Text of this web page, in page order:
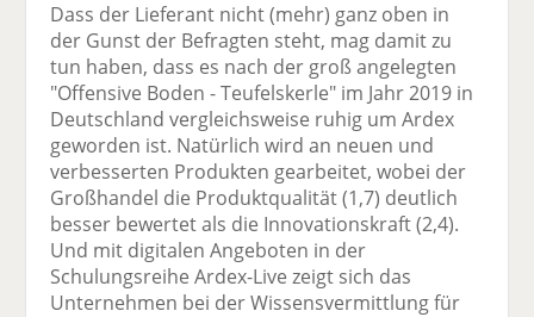
Dass der Lieferant nicht (mehr) ganz oben in
der Gunst der Befragten steht, mag damit zu
tun haben, dass es nach der groß angelegten
"Offensive Boden - Teufelskerle" im Jahr 2019 in
Deutschland vergleichsweise ruhig um Ardex
geworden ist. Natürlich wird an neuen und
verbesserten Produkten gearbeitet, wobei der
Großhandel die Produktqualität (1,7) deutlich
besser bewertet als die Innovationskraft (2,4).
Und mit digitalen Angeboten in der
Schulungsreihe Ardex-Live zeigt sich das
Unternehmen bei der Wissensvermittlung für